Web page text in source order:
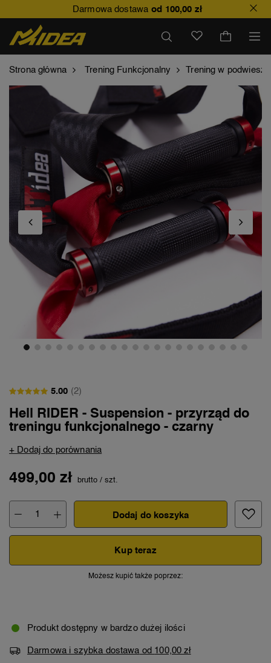
Darmowa dostawa od 100,00 zł
Strona główna Trening Funkcjonalny Trening w
5.00 (2)
Hell RIDER - Suspension - przyrząd do
treningu funkcjonalnego - czarny
+ Dodaj do porównania
499,00 zł brutto / szt.
Dodaj do koszyka
Kup teraz
Możesz kupić także poprzez:
Produkt dostępny w bardzo dużej ilości
Darmowa i szybka dostawa od 100,00 zł